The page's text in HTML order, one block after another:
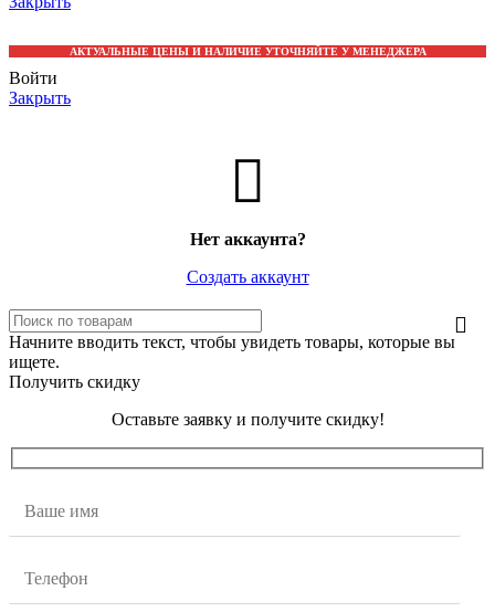
АКТУАЛЬНЫЕ ЦЕНЫ И НАЛИЧИЕ УТОЧНЯЙТЕ У МЕНЕДЖЕРА
Войти
Закрыть
Нет аккаунта?
Создать аккаунт
Начните вводить текст, чтобы увидеть товары, которые вы
ищете.
Получить скидку
Оставьте заявку и получите скидку!